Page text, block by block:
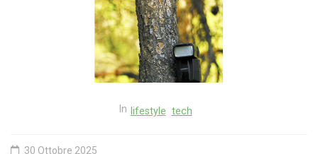
In lifestyle tech
30 Ottobre 2025